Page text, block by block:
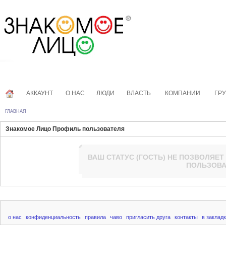
АККАУНТ О НАС ЛЮДИ ВЛАСТЬ КОМПАНИИ
ГЛАВНАЯ
Знакомое Лицо Профиль пользователя
ВАШ СТАТУС (ГОСТЬ) НЕ
о нас конфиденциальность правила чаво пригласить друга контакты в